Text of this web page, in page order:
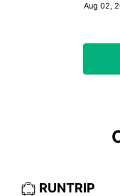
Aug 02,
RUNTRIP